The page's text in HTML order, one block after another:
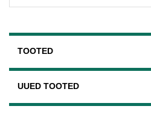
TOOTED
UUED TOOTED